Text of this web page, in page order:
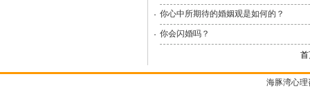
· 你心中所期待的婚姻观是如何的？
· 你会闪婚吗？
海豚湾心理